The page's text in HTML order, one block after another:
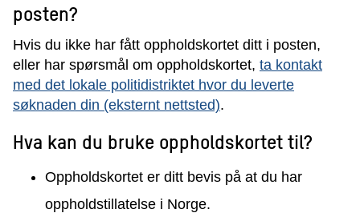
posten?
Hvis du ikke har fått oppholdskortet ditt i posten,
eller har spørsmål om oppholdskortet, ta kontakt
med det lokale politidistriktet hvor du leverte
søknaden din (eksternt nettsted).
Hva kan du bruke oppholdskortet til?
Oppholdskortet er ditt bevis på at du har
oppholdstillatelse i Norge.